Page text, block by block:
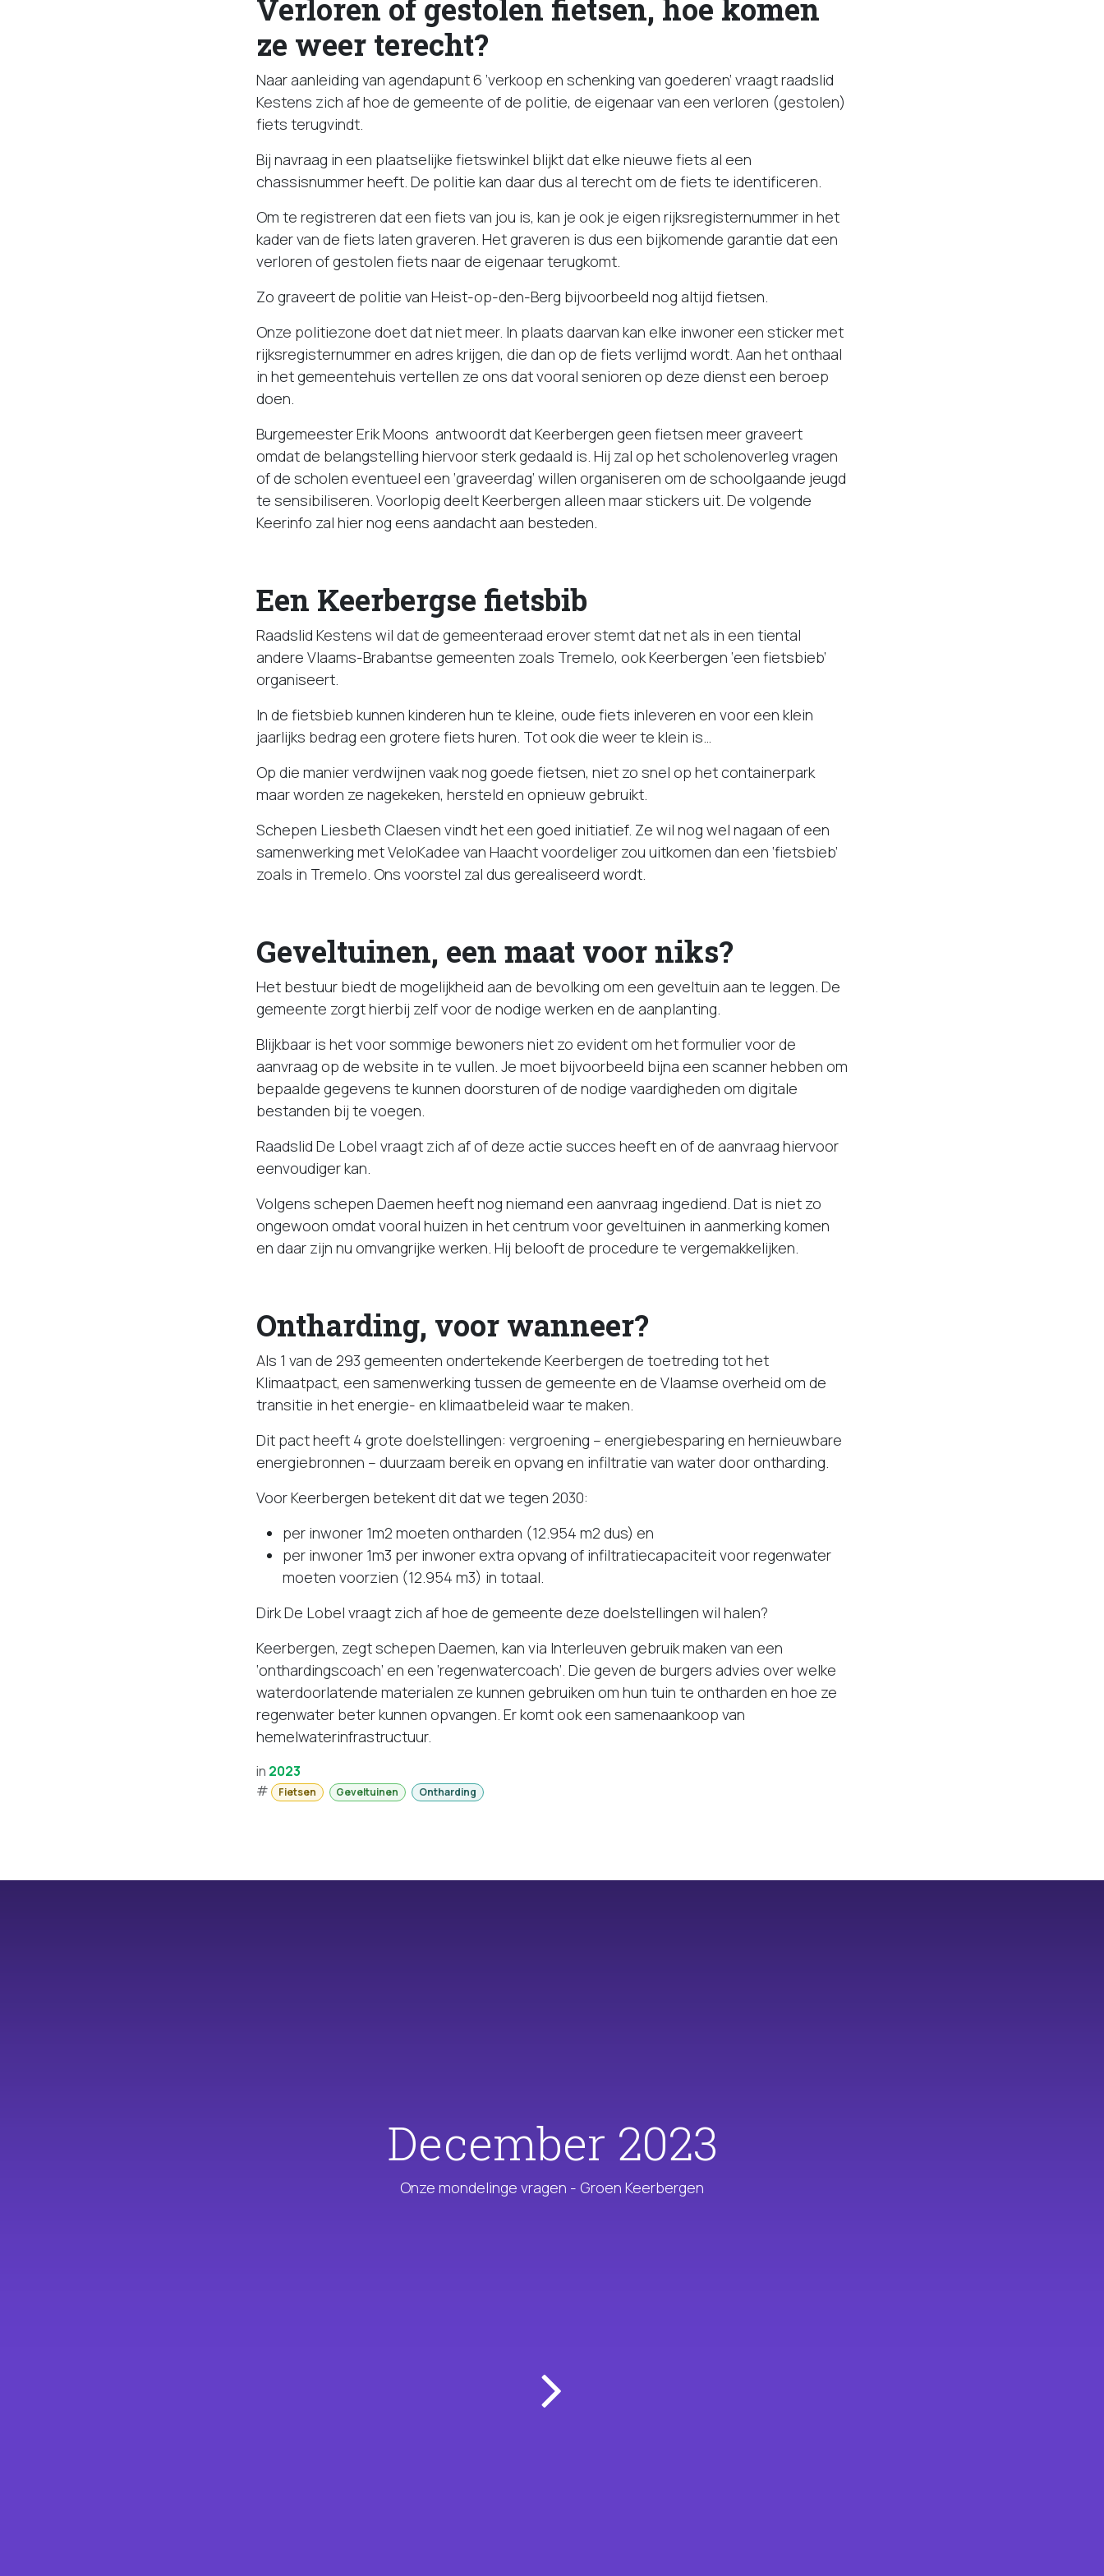
Verloren of gestolen fietsen, hoe komen
ze weer terecht?
Naar aanleiding van agendapunt 6 ’verkoop en schenking van goederen’ vraagt raadslid
Kestens zich af hoe de gemeente of de politie, de eigenaar van een verloren (gestolen)
fiets terugvindt.
Bij navraag in een plaatselijke fietswinkel blijkt dat elke nieuwe fiets al een
chassisnummer heeft. De politie kan daar dus al terecht om de fiets te identificeren.
Om te registreren dat een fiets van jou is, kan je ook je eigen rijksregisternummer in het
kader van de fiets laten graveren. Het graveren is dus een bijkomende garantie dat een
verloren of gestolen fiets naar de eigenaar terugkomt.
Zo graveert de politie van Heist-op-den-Berg bijvoorbeeld nog altijd fietsen.
Onze politiezone doet dat niet meer. In plaats daarvan kan elke inwoner een sticker met
rijksregisternummer en adres krijgen, die dan op de fiets verlijmd wordt. Aan het onthaal
in het gemeentehuis vertellen ze ons dat vooral senioren op deze dienst een beroep
doen.
Burgemeester Erik Moons antwoordt dat Keerbergen geen fietsen meer graveert
omdat de belangstelling hiervoor sterk gedaald is. Hij zal op het scholenoverleg vragen
of de scholen eventueel een ‘graveerdag’ willen organiseren om de schoolgaande jeugd
te sensibiliseren. Voorlopig deelt Keerbergen alleen maar stickers uit. De volgende
Keerinfo zal hier nog eens aandacht aan besteden.
Een Keerbergse fietsbib
Raadslid Kestens wil dat de gemeenteraad erover stemt dat net als in een tiental
andere Vlaams-Brabantse gemeenten zoals Tremelo, ook Keerbergen ‘een fietsbieb’
organiseert.
In de fietsbieb kunnen kinderen hun te kleine, oude fiets inleveren en voor een klein
jaarlijks bedrag een grotere fiets huren. Tot ook die weer te klein is…
Op die manier verdwijnen vaak nog goede fietsen, niet zo snel op het containerpark
maar worden ze nagekeken, hersteld en opnieuw gebruikt.
Schepen Liesbeth Claesen vindt het een goed initiatief. Ze wil nog wel nagaan of een
samenwerking met VeloKadee van Haacht voordeliger zou uitkomen dan een ‘fietsbieb’
zoals in Tremelo. Ons voorstel zal dus gerealiseerd wordt.
Geveltuinen, een maat voor niks?
Het bestuur biedt de mogelijkheid aan de bevolking om een geveltuin aan te leggen. De
gemeente zorgt hierbij zelf voor de nodige werken en de aanplanting.
Blijkbaar is het voor sommige bewoners niet zo evident om het formulier voor de
aanvraag op de website in te vullen. Je moet bijvoorbeeld bijna een scanner hebben om
bepaalde gegevens te kunnen doorsturen of de nodige vaardigheden om digitale
bestanden bij te voegen.
Raadslid De Lobel vraagt zich af of deze actie succes heeft en of de aanvraag hiervoor
eenvoudiger kan.
Volgens schepen Daemen heeft nog niemand een aanvraag ingediend. Dat is niet zo
ongewoon omdat vooral huizen in het centrum voor geveltuinen in aanmerking komen
en daar zijn nu omvangrijke werken. Hij belooft de procedure te vergemakkelijken.
Ontharding, voor wanneer?
Als 1 van de 293 gemeenten ondertekende Keerbergen de toetreding tot het
Klimaatpact, een samenwerking tussen de gemeente en de Vlaamse overheid om de
transitie in het energie- en klimaatbeleid waar te maken.
Dit pact heeft 4 grote doelstellingen: vergroening – energiebesparing en hernieuwbare
energiebronnen – duurzaam bereik en opvang en infiltratie van water door ontharding.
Voor Keerbergen betekent dit dat we tegen 2030:
per inwoner 1m2 moeten ontharden (12.954 m2 dus) en
per inwoner 1m3 per inwoner extra opvang of infiltratiecapaciteit voor regenwater
moeten voorzien (12.954 m3) in totaal.
Dirk De Lobel vraagt zich af hoe de gemeente deze doelstellingen wil halen?
Keerbergen, zegt schepen Daemen, kan via Interleuven gebruik maken van een
‘onthardingscoach’ en een ‘regenwatercoach’. Die geven de burgers advies over welke
waterdoorlatende materialen ze kunnen gebruiken om hun tuin te ontharden en hoe ze
regenwater beter kunnen opvangen. Er komt ook een samenaankoop van
hemelwaterinfrastructuur.
in 2023
#
Fietsen Geveltuinen Ontharding
December 2023
Onze mondelinge vragen - Groen Keerbergen